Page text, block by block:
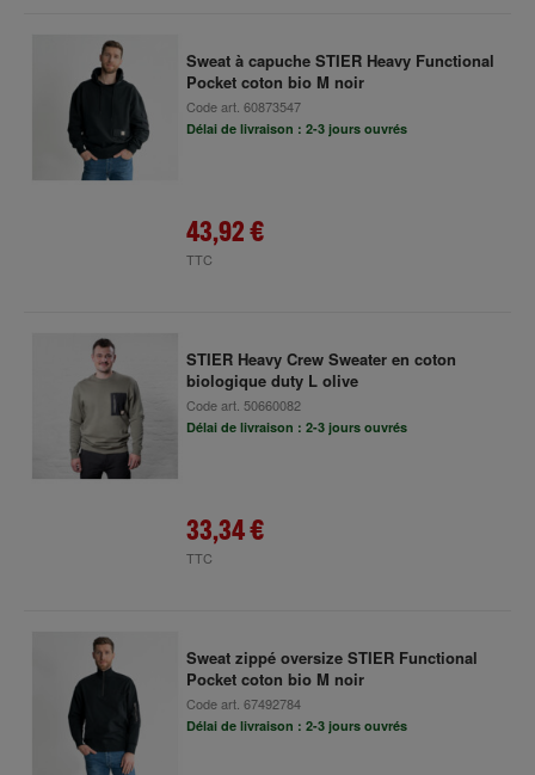
Sweat à capuche STIER Heavy Functional
Pocket coton bio M noir
Code art. 60873547
Délai de livraison : 2-3 jours ouvrés
43,92 €
TTC
STIER Heavy Crew Sweater en coton
biologique duty L olive
Code art. 50660082
Délai de livraison : 2-3 jours ouvrés
33,34 €
TTC
Sweat zippé oversize STIER Functional
Pocket coton bio M noir
Code art. 67492784
Délai de livraison : 2-3 jours ouvrés